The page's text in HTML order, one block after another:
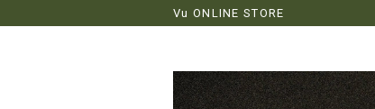
Vu ONLINE STORE